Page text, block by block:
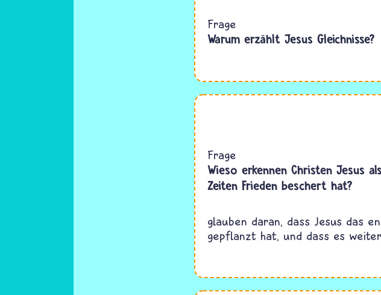
Frage
Warum erzählt Jesus Gleichnisse?
Frage
Wieso erkennen Christen Jesus
Zeiten Frieden beschert hat?
glauben daran, dass Jesus das
gepflanzt hat, und dass es